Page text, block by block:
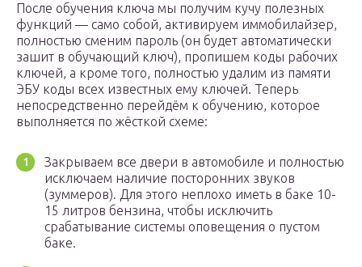
После обучения ключа мы получим кучу полезных
функций — само собой, активируем иммобилайзер,
полностью сменим пароль (он будет автоматически
зашит в обучающий ключ), пропишем коды рабочих
ключей, а кроме того, полностью удалим из памяти
ЭБУ коды всех известных ему ключей. Теперь
непосредственно перейдём к обучению, которое
выполняется по жёсткой схеме:
Закрываем все двери в автомобиле и полностью
исключаем наличие посторонних звуков
(зуммеров). Для этого неплохо иметь в баке 10-
15 литров бензина, чтобы исключить
срабатывание системы оповещения о пустом
баке.